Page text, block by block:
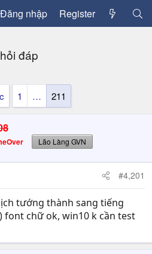
Đăng nhập Register
đáp
1 … 211
Lão Làng GVN
#4,201
tướng thành sang tiếng
font chữ ok, win10 k cần test